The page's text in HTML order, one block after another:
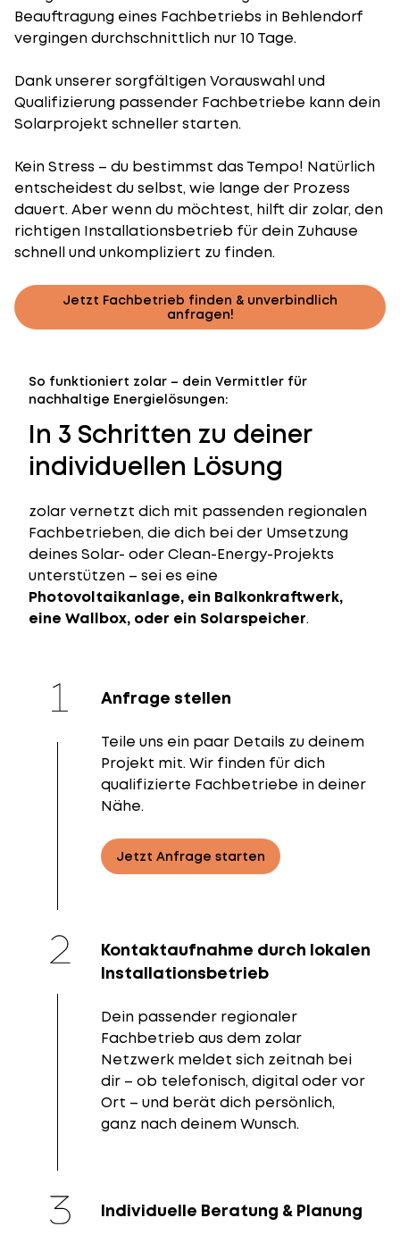
Beauftragung eines Fachbetriebs in Behlendorf
vergingen durchschnittlich nur 10 Tage.
Dank unserer sorgfältigen Vorauswahl und
Qualifizierung passender Fachbetriebe kann dein
Solarprojekt schneller starten.
Kein Stress – du bestimmst das Tempo! Natürlich
entscheidest du selbst, wie lange der Prozess
dauert. Aber wenn du möchtest, hilft dir zolar, den
richtigen Installationsbetrieb für dein Zuhause
schnell und unkompliziert zu finden.
Jetzt Fachbetrieb finden & unverbindlich
anfragen!
So funktioniert zolar – dein Vermittler für
nachhaltige Energielösungen:
In 3 Schritten zu deiner
individuellen Lösung
zolar vernetzt dich mit passenden regionalen
Fachbetrieben, die dich bei der Umsetzung
deines Solar- oder Clean-Energy-Projekts
unterstützen – sei es eine
Photovoltaikanlage, ein Balkonkraftwerk,
eine Wallbox, oder ein Solarspeicher.
Anfrage stellen
Teile uns ein paar Details zu deinem
Projekt mit. Wir finden für dich
qualifizierte Fachbetriebe in deiner
Nähe.
Jetzt Anfrage starten
Kontaktaufnahme durch lokalen
Installationsbetrieb
Dein passender regionaler
Fachbetrieb aus dem zolar
Netzwerk meldet sich zeitnah bei
dir – ob telefonisch, digital oder vor
Ort – und berät dich persönlich,
ganz nach deinem Wunsch.
Individuelle Beratung & Planung